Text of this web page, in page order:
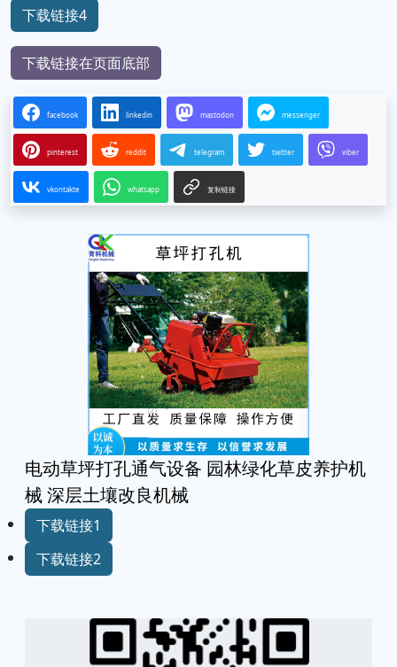
下载链接4
下载链接在页面底部
facebook linkedin mastodon messenger
pinterest reddit telegram twitter viber
vkontakte whatsapp 复制链接
电动草坪打孔通气设备 园林绿化草皮养护机
械 深层土壤改良机械
下载链接1
下载链接2